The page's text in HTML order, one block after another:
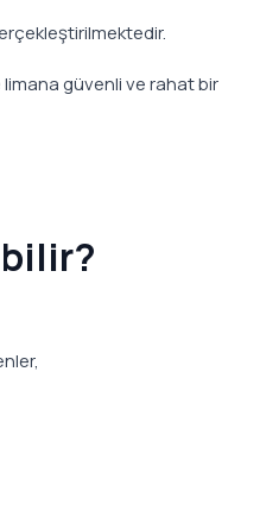
limana güvenli ve rahat bir